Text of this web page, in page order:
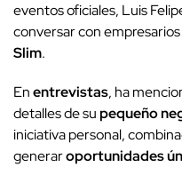
eventos oficiales, Luis
conversar con
Slim.
Enentrevistas, ha
detalles de supequeño
iniciativa personal,
generaroportunidades